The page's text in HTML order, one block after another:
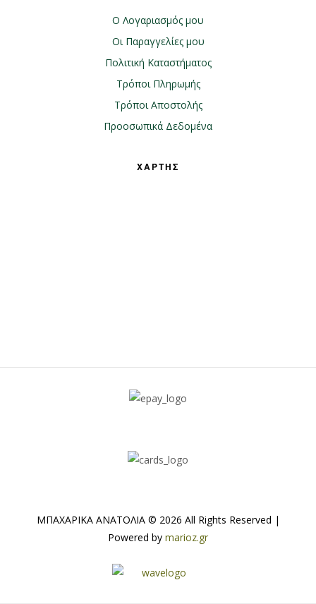
Ο Λογαριασμός μου
Οι Παραγγελίες μου
Πολιτική Καταστήματος
Τρόποι Πληρωμής
Τρόποι Αποστολής
Προοσωπικά Δεδομένα
ΧΑΡΤΗΣ
ΜΠΑΧΑΡΙΚΑ ΑΝΑΤΟΛΙΑ © 2026 All Rights Reserved |
Powered by marioz.gr